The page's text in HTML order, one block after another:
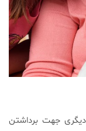
جراحی دیگری جهت برداشتن